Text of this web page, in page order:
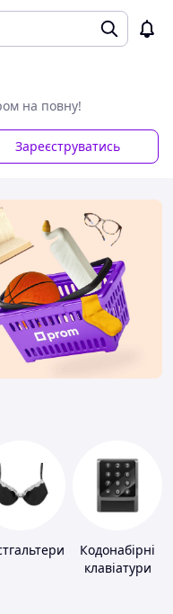
на повну!
Зареєструватись
Кодонабірні
клавіатури